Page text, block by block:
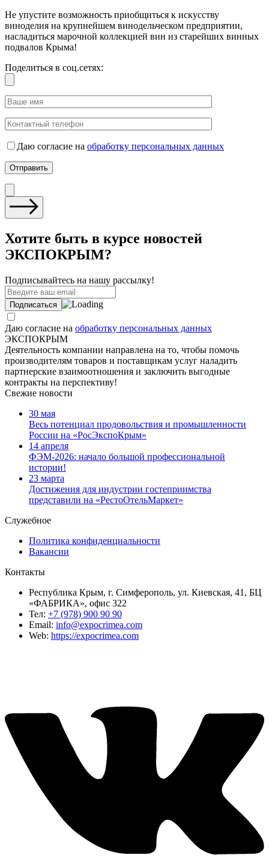
Не упустите возможность приобщиться к искусству
виноделия на крупнейшем винодельческом предприятии,
насладиться марочной коллекцией вин из старейших винных
подвалов Крыма!
Поделиться в соц.сетях:
Даю согласие на обработку персональных данных
Хотите быть в курсе новостей
ЭКСПОКРЫМ?
Подписывайтесь на нашу рассылку!
Даю согласие на обработку персональных данных
ЭКСПОКРЫМ
Деятельность компании направлена на то, чтобы помочь
производителям товаров и поставщикам услуг наладить
партнерские взаимоотношения и заключить выгодные
контракты на перспективу!
Свежие новости
30 мая
Весь потенциал продовольствия и промышленности
России на «РосЭкспоКрым»
14 апреля
ФЭМ-2026: начало большой профессиональной
истории!
23 марта
Достижения для индустрии гостеприимства
представили на «РестоОтельМаркет»
Служебное
Политика конфиденциальности
Вакансии
Контакты
Республика Крым, г. Симферополь, ул. Киевская, 41, БЦ
«ФАБРИКА», офис 322
Тел: +7 (978) 900 90 90
Email: info@expocrimea.com
Web: https://expocrimea.com